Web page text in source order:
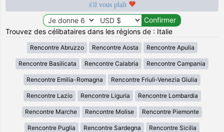
s'il vous plaît
Trouvez des célibataires dans les régions de : Italie
Rencontre Abruzzo Rencontre Aosta Rencontre Apulia
Rencontre Basilicata Rencontre Calabria Rencontre Campania
Rencontre Emilia-Romagna Rencontre Friuli-Venezia Giulia
Rencontre Lazio Rencontre Liguria Rencontre Lombardia
Rencontre Marche Rencontre Molise Rencontre Piemonte
Rencontre Puglia Rencontre Sardegna Rencontre Sicilia